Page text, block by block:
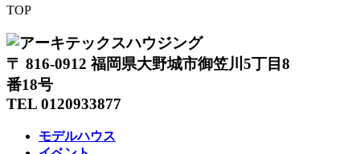
TOP
〒 816-0912 福岡県大野城市御笠川5丁目8
番18号
TEL 0120933877
モデルハウス